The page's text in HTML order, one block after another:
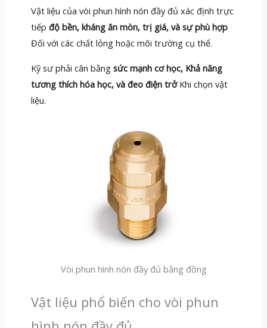
Vật liệu của vòi phun hình nón đầy đủ xác định trực
tiếp độ bền, kháng ăn mòn, trị giá, và sự phù hợp
Đối với các chất lỏng hoặc môi trường cụ thể.
Kỹ sư phải cân bằng sức mạnh cơ học, Khả năng
tương thích hóa học, và đeo điện trởKhi chọn vật
liệu.
Vòi phun hình nón đầy đủ bằng đồng
Vật liệu phổ biến cho vòi phun